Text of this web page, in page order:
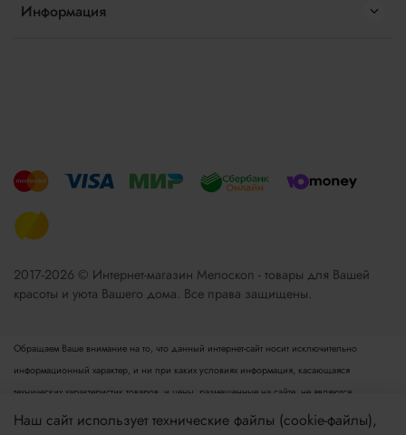
Информация
2017-2026 © Интернет-магазин Мелоскоп - товары для Вашей
красоты и уюта Вашего дома. Все права защищены.
Обращаем Ваше внимание на то, что данный интернет-сайт носит исключительно
информационный характер, и ни при каких условиях информация, касающаяся
технических характеристик товаров, и цены, размещенные на сайте, не являются
публичной офертой, определяемой положениями пункта 2 статьи 437 Гражданского
Наш сайт использует технические файлы (cookie-файлы),